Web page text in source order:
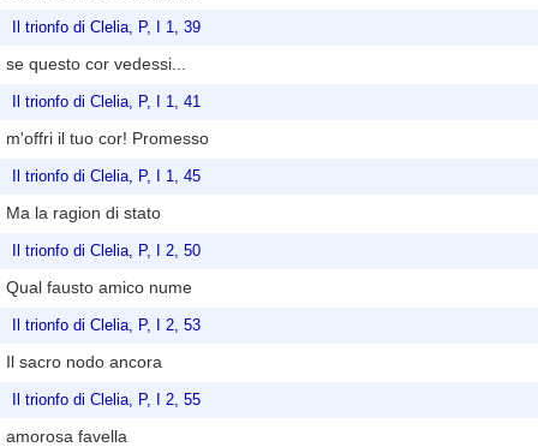
Il trionfo di Clelia, P, I 1, 39
se questo cor vedessi...
Il trionfo di Clelia, P, I 1, 41
m'offri il tuo cor! Promesso
Il trionfo di Clelia, P, I 1, 45
Ma la ragion di stato
Il trionfo di Clelia, P, I 2, 50
Qual fausto amico nume
Il trionfo di Clelia, P, I 2, 53
Il sacro nodo ancora
Il trionfo di Clelia, P, I 2, 55
amorosa favella